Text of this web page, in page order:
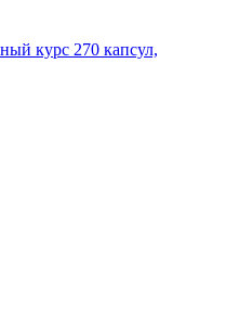
курс 270 капсул,